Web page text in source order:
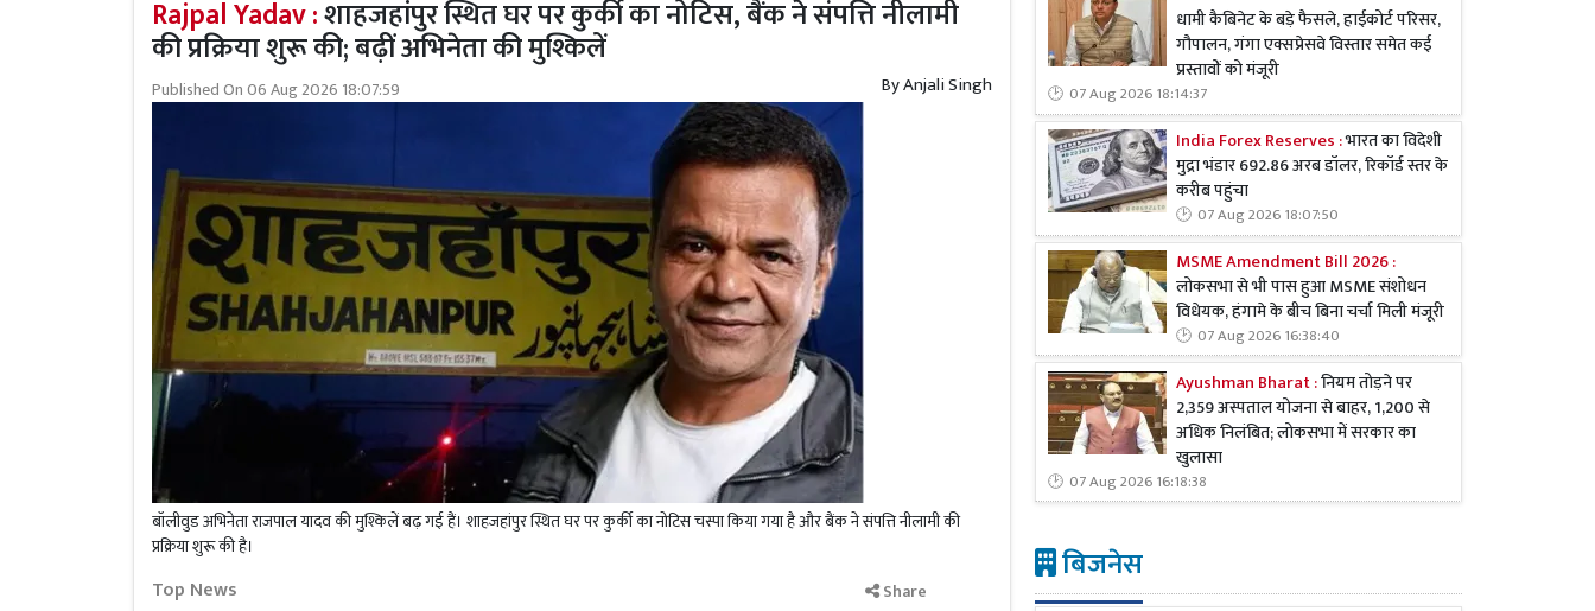
Rajpal Yadav :शाहजहांपुर स्थित घर पर कुर्की का नोटिस, बैंक ने संपत्ति नीलामी
की प्रक्रिया शुरू की; बढ़ीं अभिनेता की मुश्किलें
Published On06 Aug 2026 18:07:59 ByAnjali Singh
बॉलीवुड अभिनेता राजपाल यादव की मुश्किलें बढ़ गई हैं। शाहजहांपुर स्थित घर पर कुर्की का नोटिस चस्पा किया गया है और बैंक ने संपत्ति नीलामी की
प्रक्रिया शुरू की है।
Top News Share
धामी कैबिनेट के बड़े फैसले, हाईकोर्ट परिसर,
गौपालन, गंगा एक्सप्रेसवे विस्तार समेत कई
प्रस्तावों को मंजूरी
07 Aug 2026 18:14:37
India Forex Reserves :भारत का विदेशी
मुद्रा भंडार 692.86 अरब डॉलर, रिकॉर्ड स्तर के
करीब पहुंचा
07 Aug 2026 18:07:50
MSME Amendment Bill 2026 :
लोकसभा से भी पास हुआ MSME संशोधन
विधेयक, हंगामे के बीच बिना चर्चा मिली मंजूरी
07 Aug 2026 16:38:40
Ayushman Bharat :नियम तोड़ने पर
2,359 अस्पताल योजना से बाहर, 1,200 से
अधिक निलंबित; लोकसभा में सरकार का
खुलासा
07 Aug 2026 16:18:38
बिजनेस